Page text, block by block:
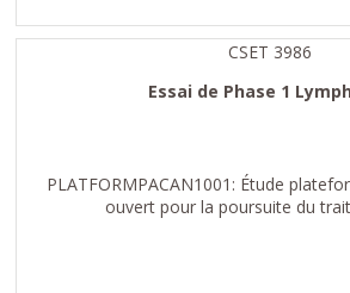
CSET 3986
Essai de Phase 1
PLATFORMPACAN1001: Étude
ouvert pour la poursuite du